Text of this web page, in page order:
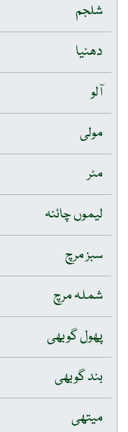
شلجم
دھنیا
آلو
مولی
مٹر
لیموں چائنہ
سبز مرچ
شملہ مرچ
پھول گوبھی
بند گوبھی
میتھی